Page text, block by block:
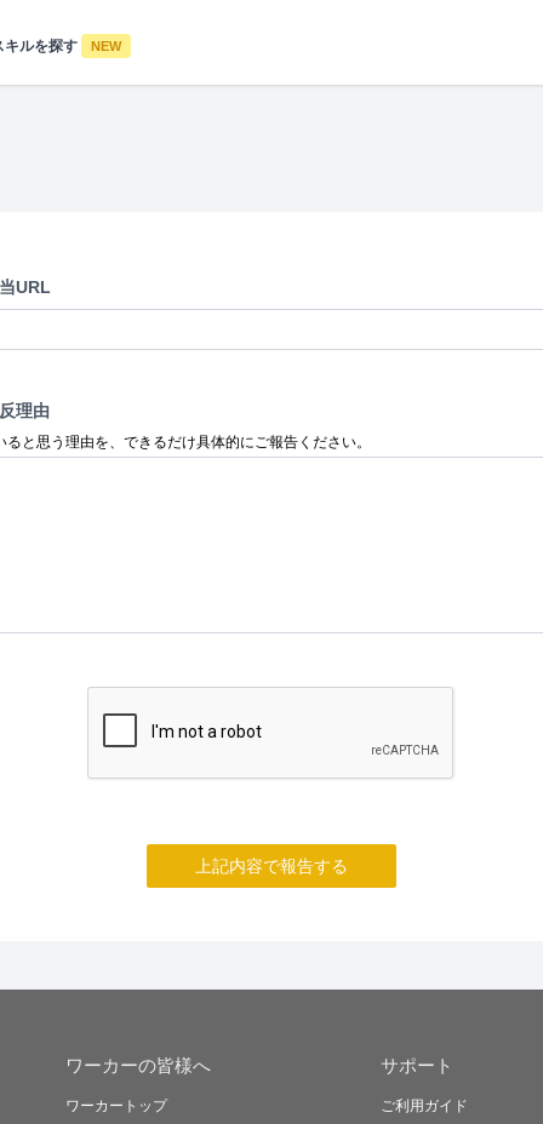
キルを探す NEW
URL
理由
ると思う理由を、できるだけ具体的にご報告ください。
上記内容で報告する
ワーカーの皆様へ
ワーカートップ
サポート
ご利用ガイド